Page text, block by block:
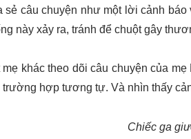
sẻ câu chuyện như một lời cảnh
này xảy ra, tránh để chuột gây
mẹ khác theo dõi câu chuyện của
trường hợp tương tự. Và nhìn thấy
Chiếc ga